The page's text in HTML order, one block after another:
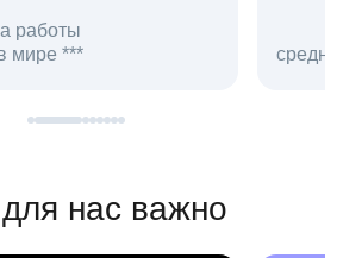
как работодателя **
в hh.ru
нас важно